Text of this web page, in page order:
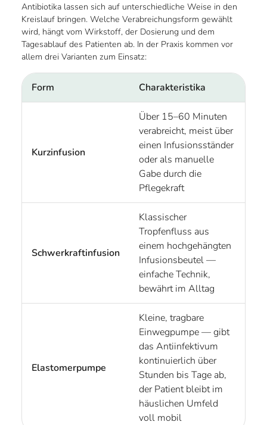
Antibiotika lassen sich auf unterschiedliche Weise in den
Kreislauf bringen. Welche Verabreichungsform gewählt
wird, hängt vom Wirkstoff, der Dosierung und dem
Tagesablauf des Patienten ab. In der Praxis kommen vor
allem drei Varianten zum Einsatz:
Form Charakteristika
Kurzinfusion
Über 15–60 Minuten
verabreicht, meist über
einen Infusionsständer
oder als manuelle
Gabe durch die
Pflegekraft
Schwerkraftinfusion
Klassischer
Tropfenfluss aus
einem hochgehängten
Infusionsbeutel —
einfache Technik,
bewährt im Alltag
Elastomerpumpe
Kleine, tragbare
Einwegpumpe — gibt
das Antiinfektivum
kontinuierlich über
Stunden bis Tage ab,
der Patient bleibt im
häuslichen Umfeld
voll mobil